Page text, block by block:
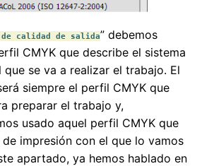
calidad de salida” debemos
CMYK que describe el sistema
se va a realizar el trabajo. El
siempre el perfil CMYK que
preparar el trabajo y,
usado aquel perfil CMYK que
impresión con el que lo vamos
apartado, ya hemos hablado en